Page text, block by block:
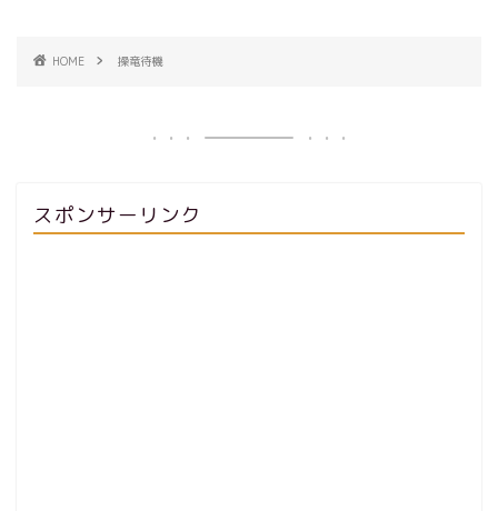
HOME 操竜待機
スポンサーリンク